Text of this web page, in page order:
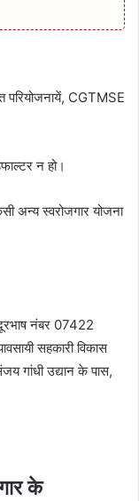
परियोजनायें, CGTMSE
न हो।
अन्‍य स्‍वरोजगार योजना
नंबर 07422
सहकारी विकास
गांधी उद्यान के पास,
के